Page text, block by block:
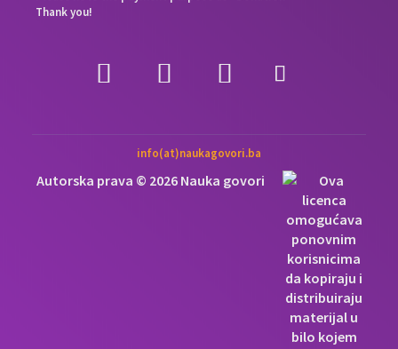
Thank you!
info(at)naukagovori.ba
Autorska prava © 2026 Nauka govori